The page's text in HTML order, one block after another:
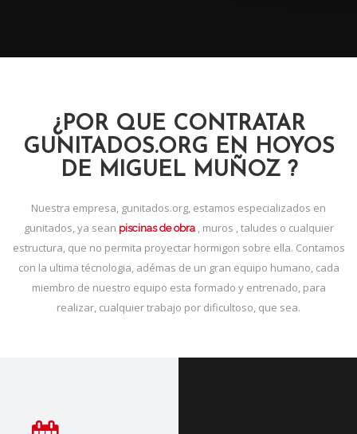
¿POR QUE CONTRATAR
GUNITADOS.ORG EN HOYOS
DE MIGUEL MUÑOZ ?
Nuestra empresa, gunitados.org, estamos especializados en
gunitados, ya sean piscinas de obra, muros , taludes o cualquier
estructura, que no permita proyectar hormigon sobre ella. Contamos
con la ultima técnologia, adémas de un gran equipo humano, cada
miembro de nuestro equipo esta formado y entrenado, para
realizar, cualquier trabajo por dificultoso, que sea.